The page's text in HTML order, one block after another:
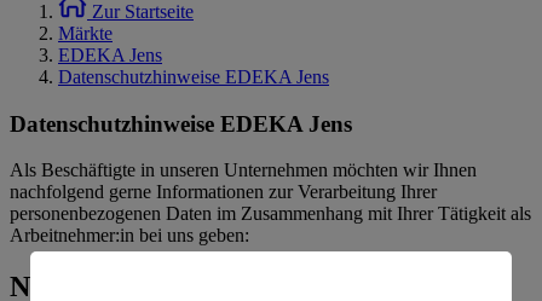
Zur Startseite
Märkte
EDEKA Jens
Datenschutzhinweise EDEKA Jens
Datenschutzhinweise EDEKA Jens
Als Beschäftigte in unseren Unternehmen möchten wir Ihnen
nachfolgend gerne Informationen zur Verarbeitung Ihrer
personenbezogenen Daten im Zusammenhang mit Ihrer Tätigkeit als
Arbeitnehmer:in bei uns geben:
Name und Kontaktdaten der